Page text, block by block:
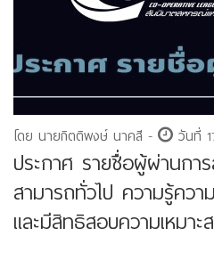
โดย นายกิตติพงษ์ นาคสี - วันที่
ประกาศ รายชื่อผู้ผ่านกา
สามารถทั่วไป ความรู้ควา
และมีสิทธิสอบความเหมา